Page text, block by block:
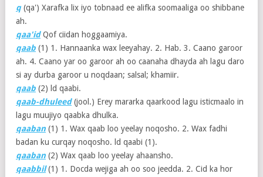
q(qa') Xarafka lix iyo tobnaad ee alifka soomaaliga oo shibbane
ah.
qaa'idQof ciidan hoggaamiya.
qaab (1) 1. Hannaanka wax leeyahay. 2. Hab. 3. Caano garoor
ah. 4. Caano yar oo garoor ah oo caanaha dhayda ah lagu daro
si ay durba garoor u noqdaan; salsal; khamiir.
qaab (2) ld qaabi.
qaab-dhuleed(jool.) Erey mararka qaarkood lagu isticmaalo in
lagu muujiyo qaabka dhulka.
qaaban (1) 1. Wax qaab loo yeelay noqosho. 2. Wax fadhi
badan ku curqay noqosho. ld qaabi (1).
qaaban (2) Wax qaab loo yeelay ahaansho.
qaabbil(1) 1. Docda wejiga ah oo soo jeedda. 2. Cid ka hor